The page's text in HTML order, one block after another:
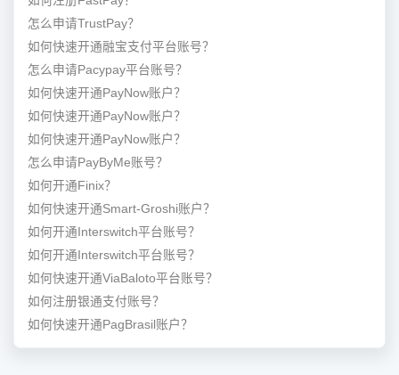
怎么申请TrustPay？
如何快速开通融宝支付平台账号？
怎么申请Pacypay平台账号？
如何快速开通PayNow账户？
如何快速开通PayNow账户？
如何快速开通PayNow账户？
怎么申请PayByMe账号？
如何开通Finix？
如何快速开通Smart-Groshi账户？
如何开通Interswitch平台账号？
如何开通Interswitch平台账号？
如何快速开通ViaBaloto平台账号？
如何注册银通支付账号？
如何快速开通PagBrasil账户？